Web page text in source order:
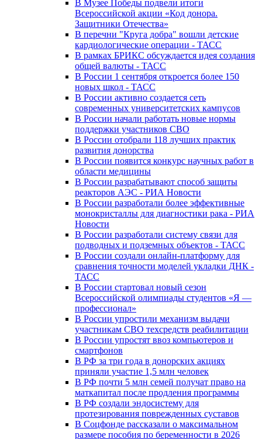
В Музее Победы подвели итоги
Всероссийской акции «Код донора.
Защитники Отечества»
В перечни "Круга добра" вошли детские
кардиологические операции - ТАСС
В рамках БРИКС обсуждается идея создания
общей валюты - ТАСС
В России 1 сентября откроется более 150
новых школ - ТАСС
В России активно создается сеть
современных университетских кампусов
В России начали работать новые нормы
поддержки участников СВО
В России отобрали 118 лучших практик
развития донорства
В России появится конкурс научных работ в
области медицины
В России разрабатывают способ защиты
реакторов АЭС - РИА Новости
В России разработали более эффективные
монокристаллы для диагностики рака - РИА
Новости
В России разработали систему связи для
подводных и подземных объектов - ТАСС
В России создали онлайн-платформу для
сравнения точности моделей укладки ДНК -
ТАСС
В России стартовал новый сезон
Всероссийской олимпиады студентов «Я —
профессионал»
В России упростили механизм выдачи
участникам СВО техсредств реабилитации
В России упростят ввоз компьютеров и
смартфонов
В РФ за три года в донорских акциях
приняли участие 1,5 млн человек
В РФ почти 5 млн семей получат право на
маткапитал после продления программы
В РФ создали эндосистему для
протезирования поврежденных суставов
В Соцфонде рассказали о максимальном
размере пособия по беременности в 2026